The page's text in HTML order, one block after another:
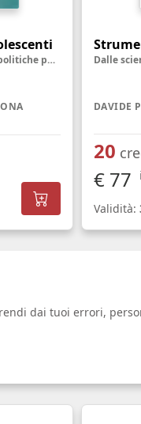
Evidenze scientifiche e politiche pubbliche, dal dibattito sul divieto alla riprogettazione delle piattaforme
20
€ 77
Validità:
dai tuoi errori,